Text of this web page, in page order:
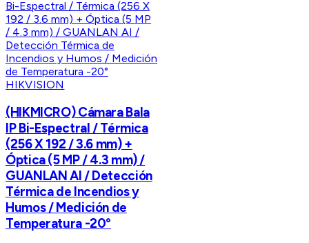
HIKVISION
(HIKMICRO) Cámara Bala
IP Bi-Espectral / Térmica
(256 X 192 / 3.6 mm) +
Óptica (5 MP / 4.3 mm) /
GUANLAN AI / Detección
Térmica de Incendios y
Humos / Medición de
Temperatura -20°